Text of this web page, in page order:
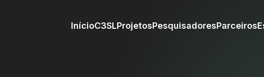
InícioC3SLProjetosPesquisadoresParceiros